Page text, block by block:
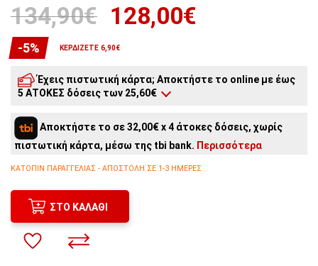
134,90€ 128,00€
-5% ΚΕΡΔΊΖΕΤΕ 6,90€
Έχεις πιστωτική κάρτα; Αποκτήστε το online με έως
5 ΑΤΟΚΕΣ δόσεις των 25,60€
4άτοκες δόσεις:32,00€/ μήνα
3άτοκες δόσεις:42,67€/ μήνα
2άτοκες δόσεις:64,00€ / μήνα
Αποκτήστε το σε 32,00€ x 4 άτοκες δόσεις, χωρίς
πιστωτική κάρτα, μέσω της tbi bank. Περισσότερα
ΚΑΤΌΠΙΝ ΠΑΡΑΓΓΕΛΊΑΣ - ΑΠΟΣΤΟΛΉ ΣΕ 1-3 ΗΜΈΡΕΣ
ΣΤΟ ΚΑΛΆΘΙ